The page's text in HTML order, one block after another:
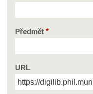
Předmět
URL